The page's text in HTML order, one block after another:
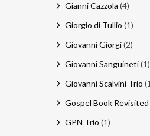
Gianni Cazzola (4)
Giorgio di Tullio (1)
Giovanni Giorgi (2)
Giovanni Sanguineti (1)
Giovanni Scalvini Trio
Gospel Book Revisited
GPN Trio (1)